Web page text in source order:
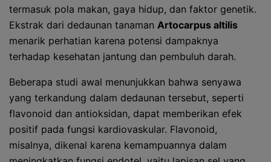
termasuk pola makan, gaya hidup, dan faktor genetik.
Ekstrak dari dedaunan tanaman Artocarpus altilis
menarik perhatian karena potensi dampaknya
terhadap kesehatan jantung dan pembuluh darah.
Beberapa studi awal menunjukkan bahwa senyawa
yang terkandung dalam dedaunan tersebut, seperti
flavonoid dan antioksidan, dapat memberikan efek
positif pada fungsi kardiovaskular. Flavonoid,
misalnya, dikenal karena kemampuannya dalam